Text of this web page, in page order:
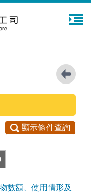
顯示條件查詢
數額、使用情形及